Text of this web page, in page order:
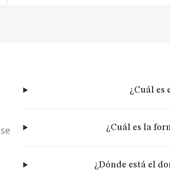
¿Cuál es
¿Cuál es la
¿Dónde está el